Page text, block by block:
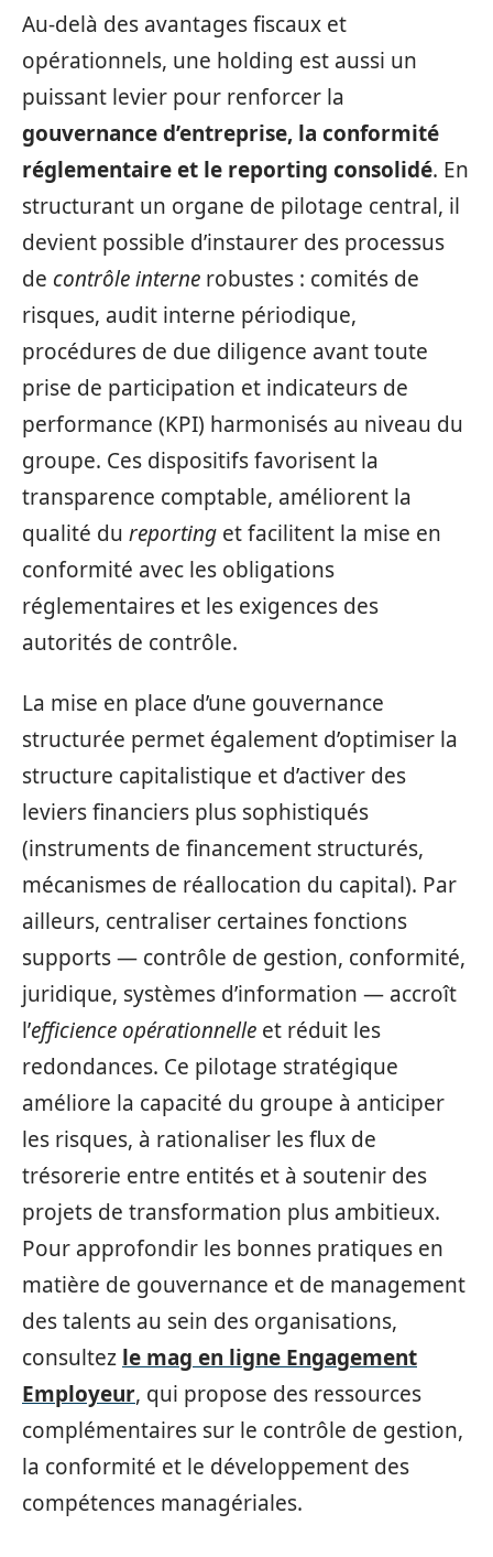
Au-delà des avantages fiscaux et
opérationnels, une holding est aussi un
puissant levier pour renforcer la
gouvernance d’entreprise, la conformité
réglementaire et le reporting consolidé. En
structurant un organe de pilotage central, il
devient possible d’instaurer des processus
de contrôle interne robustes : comités de
risques, audit interne périodique,
procédures de due diligence avant toute
prise de participation et indicateurs de
performance (KPI) harmonisés au niveau du
groupe. Ces dispositifs favorisent la
transparence comptable, améliorent la
qualité du reporting et facilitent la mise en
conformité avec les obligations
réglementaires et les exigences des
autorités de contrôle.
La mise en place d’une gouvernance
structurée permet également d’optimiser la
structure capitalistique et d’activer des
leviers financiers plus sophistiqués
(instruments de financement structurés,
mécanismes de réallocation du capital). Par
ailleurs, centraliser certaines fonctions
supports — contrôle de gestion, conformité,
juridique, systèmes d’information — accroît
l’efficience opérationnelle et réduit les
redondances. Ce pilotage stratégique
améliore la capacité du groupe à anticiper
les risques, à rationaliser les flux de
trésorerie entre entités et à soutenir des
projets de transformation plus ambitieux.
Pour approfondir les bonnes pratiques en
matière de gouvernance et de management
des talents au sein des organisations,
consultez le mag en ligne Engagement
Employeur, qui propose des ressources
complémentaires sur le contrôle de gestion,
la conformité et le développement des
compétences managériales.